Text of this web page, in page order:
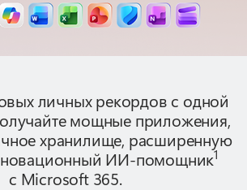
личных рекордов с одной
мощные приложения,
хранилище, расширенную
ИИ-помощник1
с Microsoft 365.